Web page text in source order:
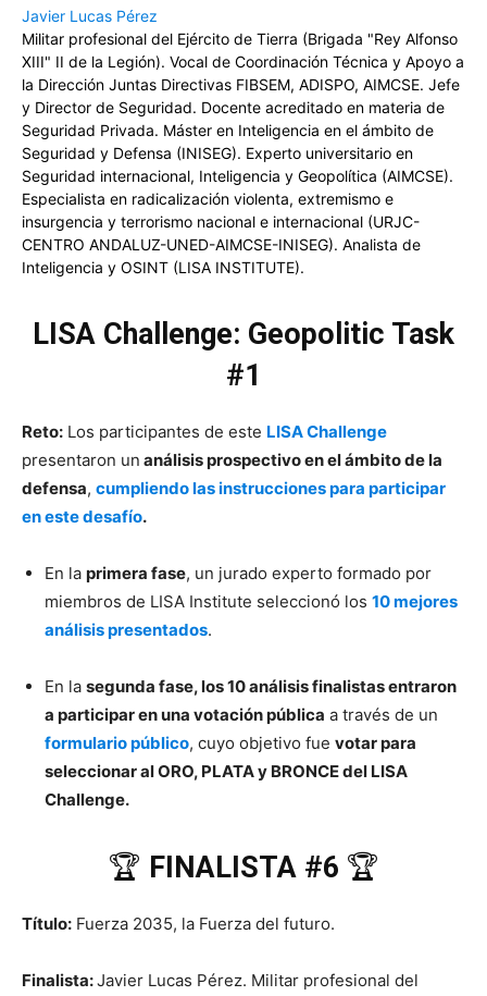
Javier Lucas Pérez
Militar profesional del Ejército de Tierra (Brigada "Rey Alfonso
XIII" II de la Legión). Vocal de Coordinación Técnica y Apoyo a
la Dirección Juntas Directivas FIBSEM, ADISPO, AIMCSE. Jefe
y Director de Seguridad. Docente acreditado en materia de
Seguridad Privada. Máster en Inteligencia en el ámbito de
Seguridad y Defensa (INISEG). Experto universitario en
Seguridad internacional, Inteligencia y Geopolítica (AIMCSE).
Especialista en radicalización violenta, extremismo e
insurgencia y terrorismo nacional e internacional (URJC-
CENTRO ANDALUZ-UNED-AIMCSE-INISEG). Analista de
Inteligencia y OSINT (LISA INSTITUTE).
LISA Challenge: Geopolitic Task
#1
Reto: Los participantes de este LISA Challenge
presentaron un análisis prospectivo en el ámbito de la
defensa, cumpliendo las instrucciones para participar
en este desafío.
En la primera fase, un jurado experto formado por
miembros de LISA Institute seleccionó los 10 mejores
análisis presentados.
En la segunda fase, los 10 análisis finalistas entraron
a participar en una votación pública a través de un
formulario público, cuyo objetivo fue votar para
seleccionar al ORO, PLATA y BRONCE del LISA
Challenge.
🏆 FINALISTA #6 🏆
Título: Fuerza 2035, la Fuerza del futuro.
Finalista:Javier Lucas Pérez. Militar profesional del